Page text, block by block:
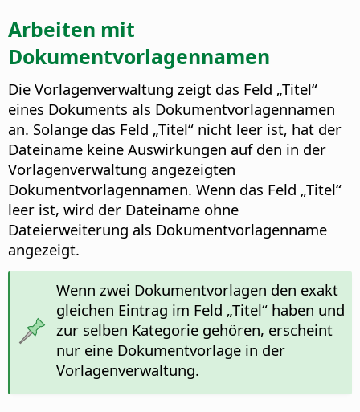
Arbeiten mit
Dokumentvorlagennamen
Die Vorlagenverwaltung zeigt das Feld „Titel“
eines Dokuments als Dokumentvorlagennamen
an. Solange das Feld „Titel“ nicht leer ist, hat der
Dateiname keine Auswirkungen auf den in der
Vorlagenverwaltung angezeigten
Dokumentvorlagennamen. Wenn das Feld „Titel“
leer ist, wird der Dateiname ohne
Dateierweiterung als Dokumentvorlagenname
angezeigt.
Wenn zwei Dokumentvorlagen den exakt
gleichen Eintrag im Feld „Titel“ haben und
zur selben Kategorie gehören, erscheint
nur eine Dokumentvorlage in der
Vorlagenverwaltung.